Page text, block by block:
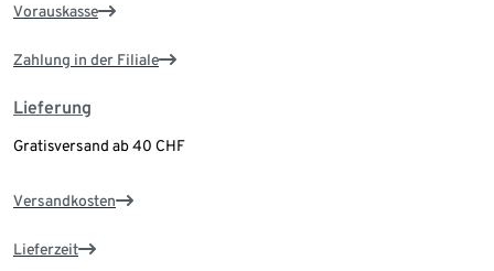
Vorauskasse
Zahlung in der Filiale
Lieferung
Gratisversand ab 40 CHF
Versandkosten
Lieferzeit